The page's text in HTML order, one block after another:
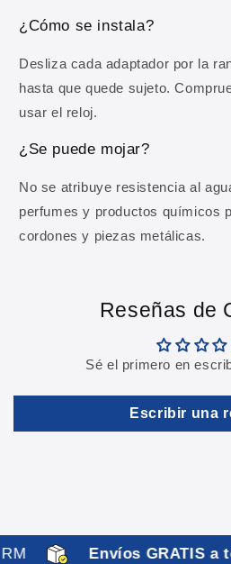
¿Cómo se instala?
Desliza cada adaptador por la
hasta que quede sujeto.
usar el reloj.
¿Se puede mojar?
No se atribuye resistencia al
perfumes y productos químicos
cordones y piezas metálicas.
Reseñas de
Sé el primero en
Escribir una
Envíos GRATIS a
Al registrarte aceptas recibir